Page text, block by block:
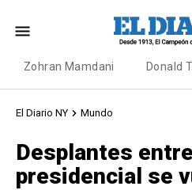
Zohran Mamdani Donald
El Diario NY Mundo
Desplantes
presidencial se